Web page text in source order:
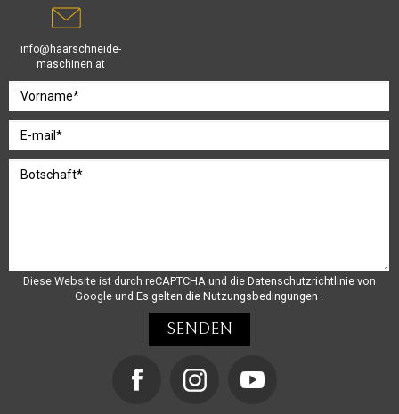
info@haarschneide-
maschinen.at
Diese Website ist durch reCAPTCHA und die Datenschutzrichtlinie von
Google und Es gelten die Nutzungsbedingungen .